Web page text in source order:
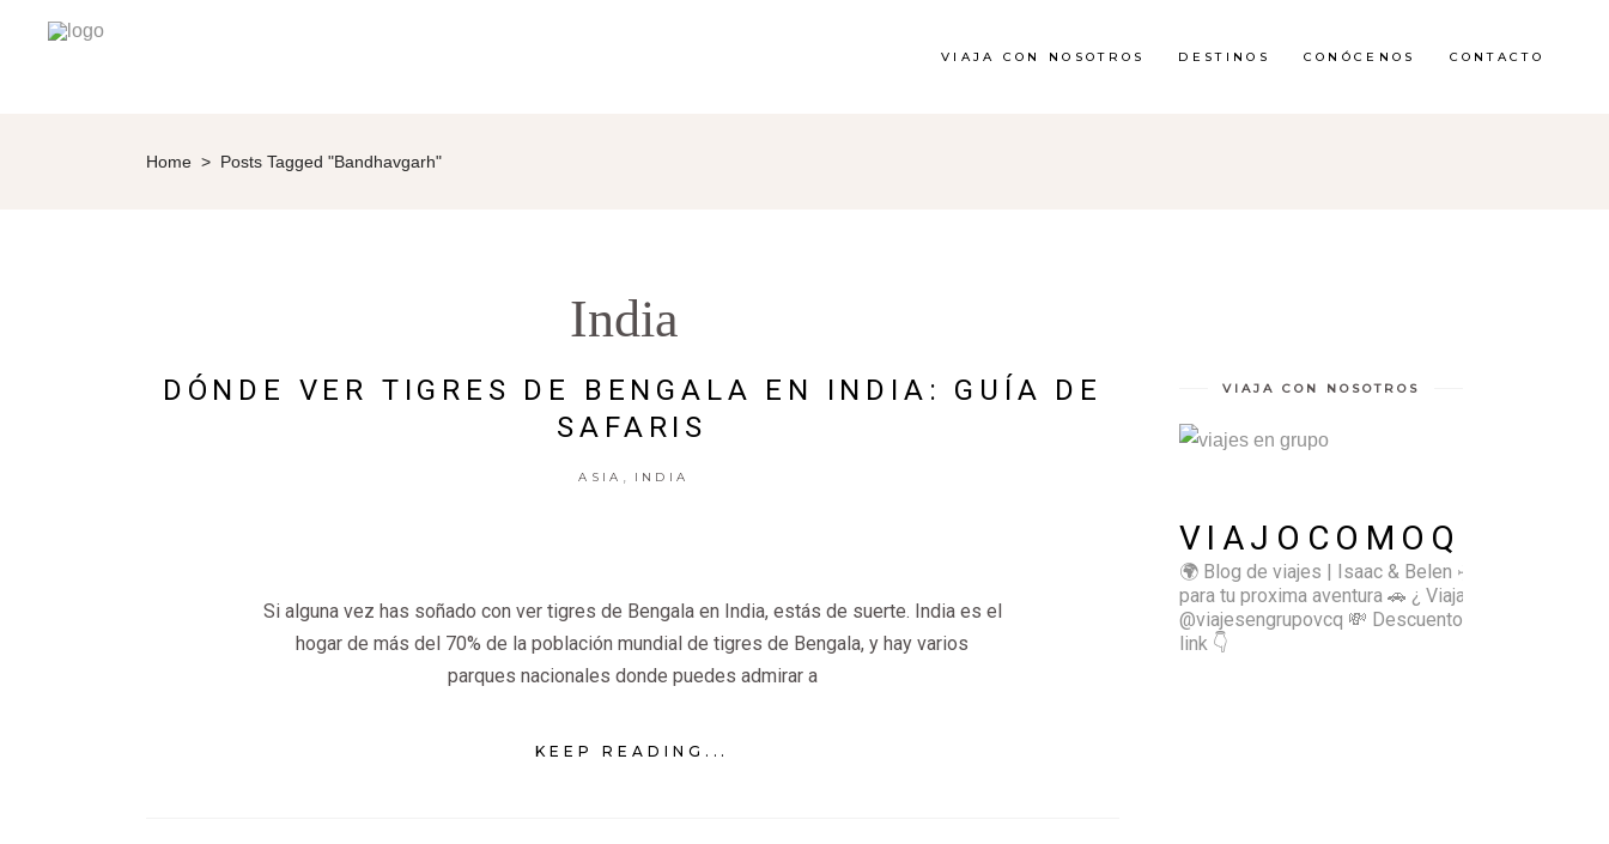
VIAJA CON NOSOTROS DESTINOS CONÓCENOS CONTACTO
Home > Posts Tagged "Bandhavgarh"
India
DÓNDE VER TIGRES DE BENGALA EN INDIA: GUÍA DE
SAFARIS
ASIA INDIA
Si alguna vez has soñado con ver tigres de Bengala en India, estás de suerte. India es el
hogar de más del 70% de la población mundial de tigres de Bengala, y hay varios
parques nacionales donde puedes admirar a
KEEP READING...
VIAJA CON NOSOTROS
VIAJOCOMOQUIERO
🌍 Blog de viajes | Isaac & Belen ✈️ Inspírate
para tu proxima aventura 🚗 ¿ Viajas sol@? 👉🏻
@viajesengrupovcq 💸 Descuentos y tips en el
link 👇